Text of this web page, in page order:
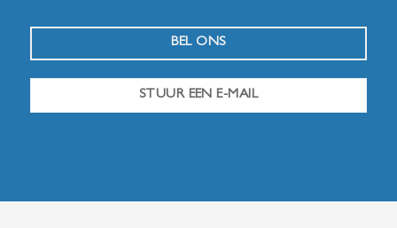
BEL ONS
STUUR EEN E-MAIL